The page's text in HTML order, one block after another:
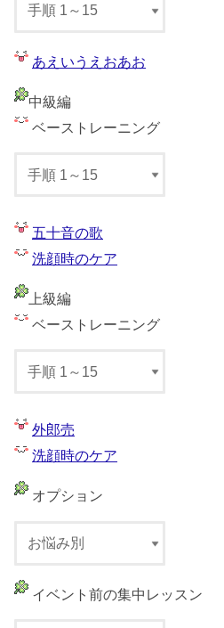
あえいうえおあお
中級編
ベーストレーニング
五十音の歌
洗顔時のケア
上級編
ベーストレーニング
外郎売
洗顔時のケア
オプション
イベント前の集中レッスン